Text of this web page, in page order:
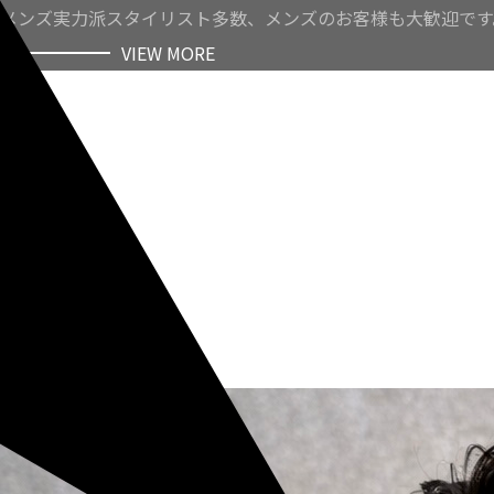
メンズ実力派スタイリスト多数、メンズのお客様も大歓迎で
VIEW MORE
VIEW MORE